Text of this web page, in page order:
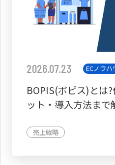
2026.07.23 ECノウハ
BOPIS(ボピス)とは
ット・導入方法まで
売上戦略